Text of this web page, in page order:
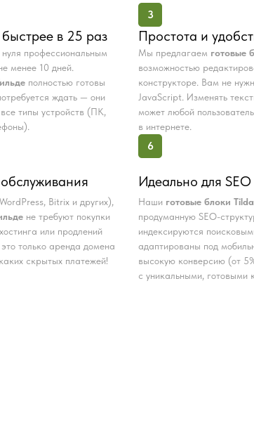
в 25 раз
профессиональным
менее 10 дней.
полностью готовы
ждать — они
типы устройств (ПК,
3
Простота и
Мы предлагаем готовые
возможностью
конструкторе. Вам не
JavaScript. Изменять
может любой
в интернете.
Bitrix и других),
не требуют покупки
или продлений
только аренда домена
скрытых платежей!
Наши готовые блоки Tilda
продуманную SEO-
индексируются
адаптированы под
высокую конверсию (от
с уникальными, готовыми
Идеально для
6